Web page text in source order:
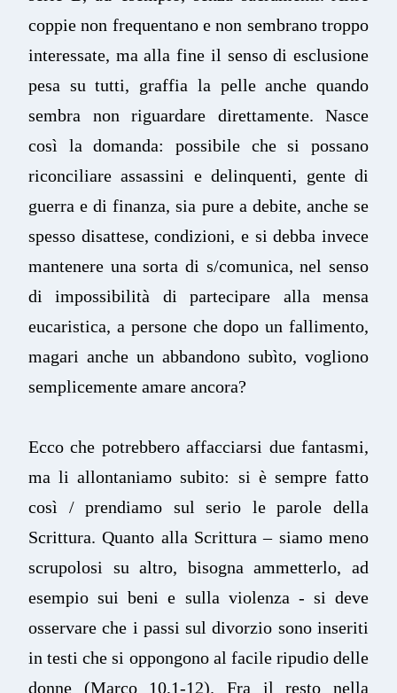
coppie non frequentano e non sembrano troppo
interessate, ma alla fine il senso di esclusione
pesa su tutti, graffia la pelle anche quando
sembra non riguardare direttamente. Nasce
così la domanda: possibile che si possano
riconciliare assassini e delinquenti, gente di
guerra e di finanza, sia pure a debite, anche se
spesso disattese, condizioni, e si debba invece
mantenere una sorta di s/comunica, nel senso
di impossibilità di partecipare alla mensa
eucaristica, a persone che dopo un fallimento,
magari anche un abbandono subìto, vogliono
semplicemente amare ancora?
Ecco che potrebbero affacciarsi due fantasmi,
ma li allontaniamo subito: si è sempre fatto
così / prendiamo sul serio le parole della
Scrittura. Quanto alla Scrittura – siamo meno
scrupolosi su altro, bisogna ammetterlo, ad
esempio sui beni e sulla violenza - si deve
osservare che i passi sul divorzio sono inseriti
in testi che si oppongono al facile ripudio delle
donne (Marco 10,1-12). Fra il resto nella